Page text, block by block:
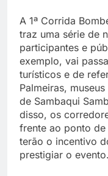
A 1ª Corrida
traz uma série de
participantes e
exemplo, vai
turísticos e de
Palmeiras,
de Sambaqui
disso, os
frente ao ponto de
terão o incentivo
prestigiar o evento.